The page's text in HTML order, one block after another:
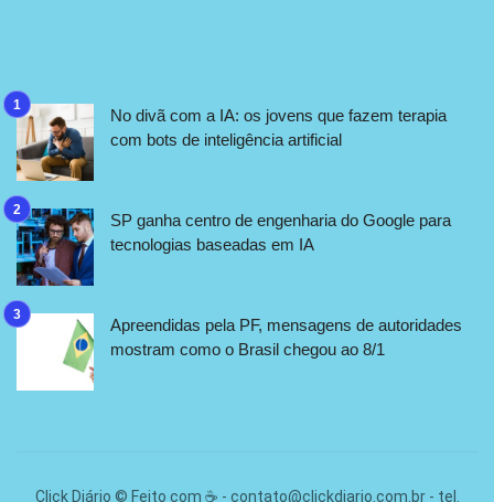
No divã com a IA: os jovens que fazem terapia
com bots de inteligência artificial
SP ganha centro de engenharia do Google para
tecnologias baseadas em IA
Apreendidas pela PF, mensagens de autoridades
mostram como o Brasil chegou ao 8/1
Click Diário © Feito com ☕ - contato@clickdiario.com.br- tel.